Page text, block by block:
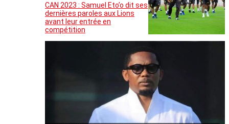
CAN 2023 : Samuel Eto’o dit ses
dernières paroles aux Lions
avant leur entrée en
compétition